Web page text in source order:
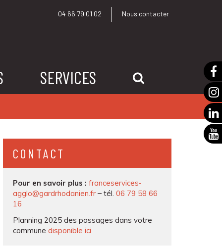
04 66 79 01 02 Nous contacter
SERVICES RECHERCHE
CONTACT
Pour en savoir plus : franceservices-
agglo@gardrhodanien.fr – tél. 06 79 58 66
16
Planning 2025 des passages dans votre
commune disponible ici